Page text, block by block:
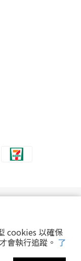
cookies 以確保
會執行追蹤。 了